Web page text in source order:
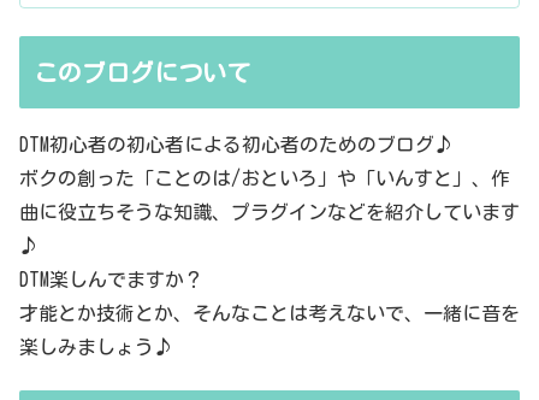
このブログについて
DTM初心者の初心者による初心者のためのブログ♪
ボクの創った「ことのは/おといろ」や「いんすと」、作
曲に役立ちそうな知識、プラグインなどを紹介しています
♪
DTM楽しんでますか？
才能とか技術とか、そんなことは考えないで、一緒に音を
楽しみましょう♪